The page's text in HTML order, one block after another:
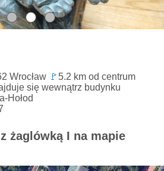
Wrocław 🚩 5.2 km od centrum
się wewnątrz budynku
Hołod
żaglówką I na mapie